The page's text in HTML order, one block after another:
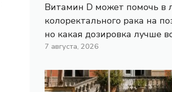
Витамин D может помочь в
колоректального рака на
но какая дозировка лучше
7 августа, 2026